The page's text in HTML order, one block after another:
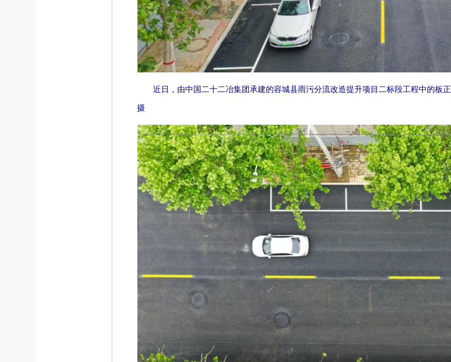
近日，由中国二十二冶集团承建的容城县雨污分流改造提升项目二标段工程中的板
摄